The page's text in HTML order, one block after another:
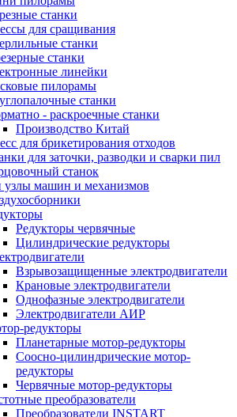
станки
для сращивания
станки
станки
линейки
пилорамы
станки
- раскроечные станки
Производство Китай
для брикетирования отходов
для заточки, разводки и сварки пил
станок
узлы машин и механизмов
Редукторы червячные
Цилиндрические редукторы
Взрывозащищенные электродвигатели
Крановые электродвигатели
Однофазные электродвигатели
Электродвигатели АИР
редукторы
Планетарные мотор-редукторы
Соосно-цилиндрические мотор-
редукторы
Червячные мотор-редукторы
преобразователи
Преобразователи INSTART